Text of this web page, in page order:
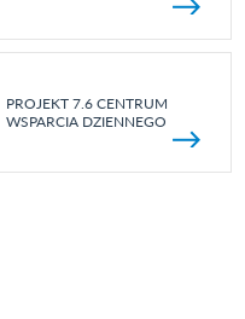
PROJEKT 7.6 CENTRUM
WSPARCIA DZIENNEGO